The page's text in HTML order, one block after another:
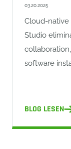
03.20.2025
Cloud-native
Studio
software
BLOG LESEN